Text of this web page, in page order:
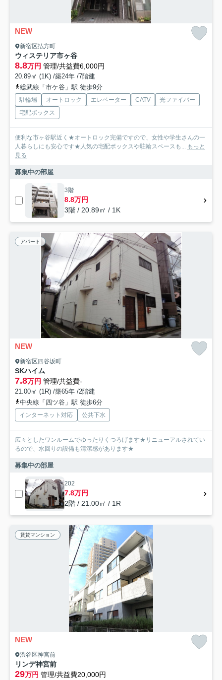
NEW
新宿区払方町
ウィステリア市ヶ谷
8.8万円 管理/共益費6,000円
20.89㎡ (1K) /築24年 /7階建
総武線「市ケ谷」駅 徒歩9分
駐輪場 オートロック エレベーター CATV
光ファイバー
宅配ボックス
便利な市ヶ谷駅近く★オートロック完備ですので、女性や学生さんの一
人暮らしにも安心です★人気の宅配ボックスや駐輪スペースも... もっと
見る
募集中の部屋
3階
8.8万円
3階 / 20.89㎡ / 1K
アパート
NEW
新宿区四谷坂町
SKハイム
7.8万円 管理/共益費-
21.00㎡ (1R) /築65年 /2階建
中央線「四ツ谷」駅 徒歩6分
インターネット対応 公共下水
広々としたワンルームでゆったりくつろげます★リニューアルされてい
るので、水回りの設備も清潔感があります★
募集中の部屋
202
7.8万円
2階 / 21.00㎡ / 1R
賃貸マンション
NEW
渋谷区神宮前
リンデ神宮前
29万円 管理/共益費20,000円